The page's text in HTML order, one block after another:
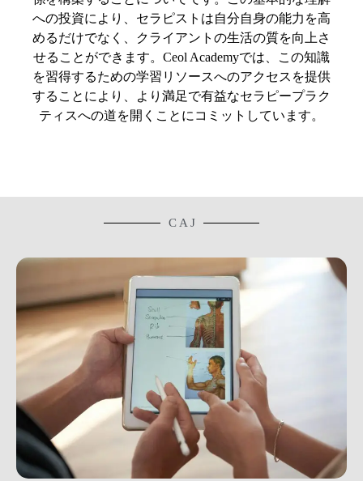
への投資により、セラピストは自分自身の能力を高
めるだけでなく、クライアントの生活の質を向上さ
せることができます。Ceol Academyでは、この知識
を習得するための学習リソースへのアクセスを提供
することにより、より満足で有益なセラピープラク
ティスへの道を開くことにコミットしています。
C A J